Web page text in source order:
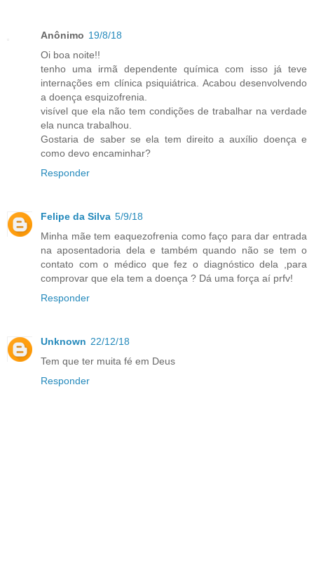
Anônimo 19/8/18
Oi boa noite!!
tenho uma irmã dependente química com isso já teve
internações em clínica psiquiátrica. Acabou desenvolvendo
a doença esquizofrenia.
visível que ela não tem condições de trabalhar na verdade
ela nunca trabalhou.
Gostaria de saber se ela tem direito a auxílio doença e
como devo encaminhar?
Responder
Felipe da Silva 5/9/18
Minha mãe tem eaquezofrenia como faço para dar entrada
na aposentadoria dela e também quando não se tem o
contato com o médico que fez o diagnóstico dela ,para
comprovar que ela tem a doença ? Dá uma força aí prfv!
Responder
Unknown 22/12/18
Tem que ter muita fé em Deus
Responder